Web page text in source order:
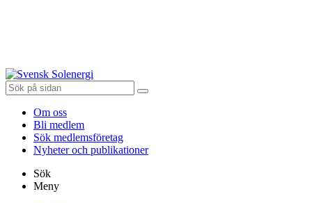
Om oss
Bli medlem
Sök medlemsföretag
Nyheter och publikationer
Sök
Meny